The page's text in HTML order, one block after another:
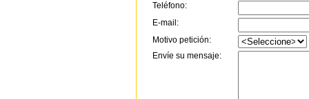
Teléfono:
E-mail:
Motivo petición:
Envíe su mensaje: